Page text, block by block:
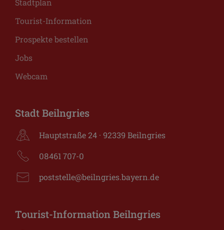
Stadtplan
Tourist-Information
Prospekte bestellen
Jobs
Webcam
Stadt Beilngries
Hauptstraße 24 · 92339 Beilngries
08461 707-0
poststelle@beilngries.bayern.de
Tourist-Information Beilngries